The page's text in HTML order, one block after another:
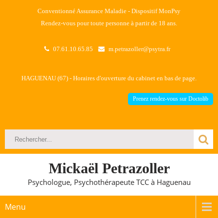
Conventionné Assurance Maladie - Dispositif MonPsy
Rendez-vous pour toute personne à partir de 18 ans.
07.61.10.65.85 m.petrazoller@psytra.fr
HAGUENAU (67) - Horaires d'ouverture du cabinet en bas de page.
Prenez rendez-vous sur Doctolib
Mickaël Petrazoller
Psychologue, Psychothérapeute TCC à Haguenau
Menu